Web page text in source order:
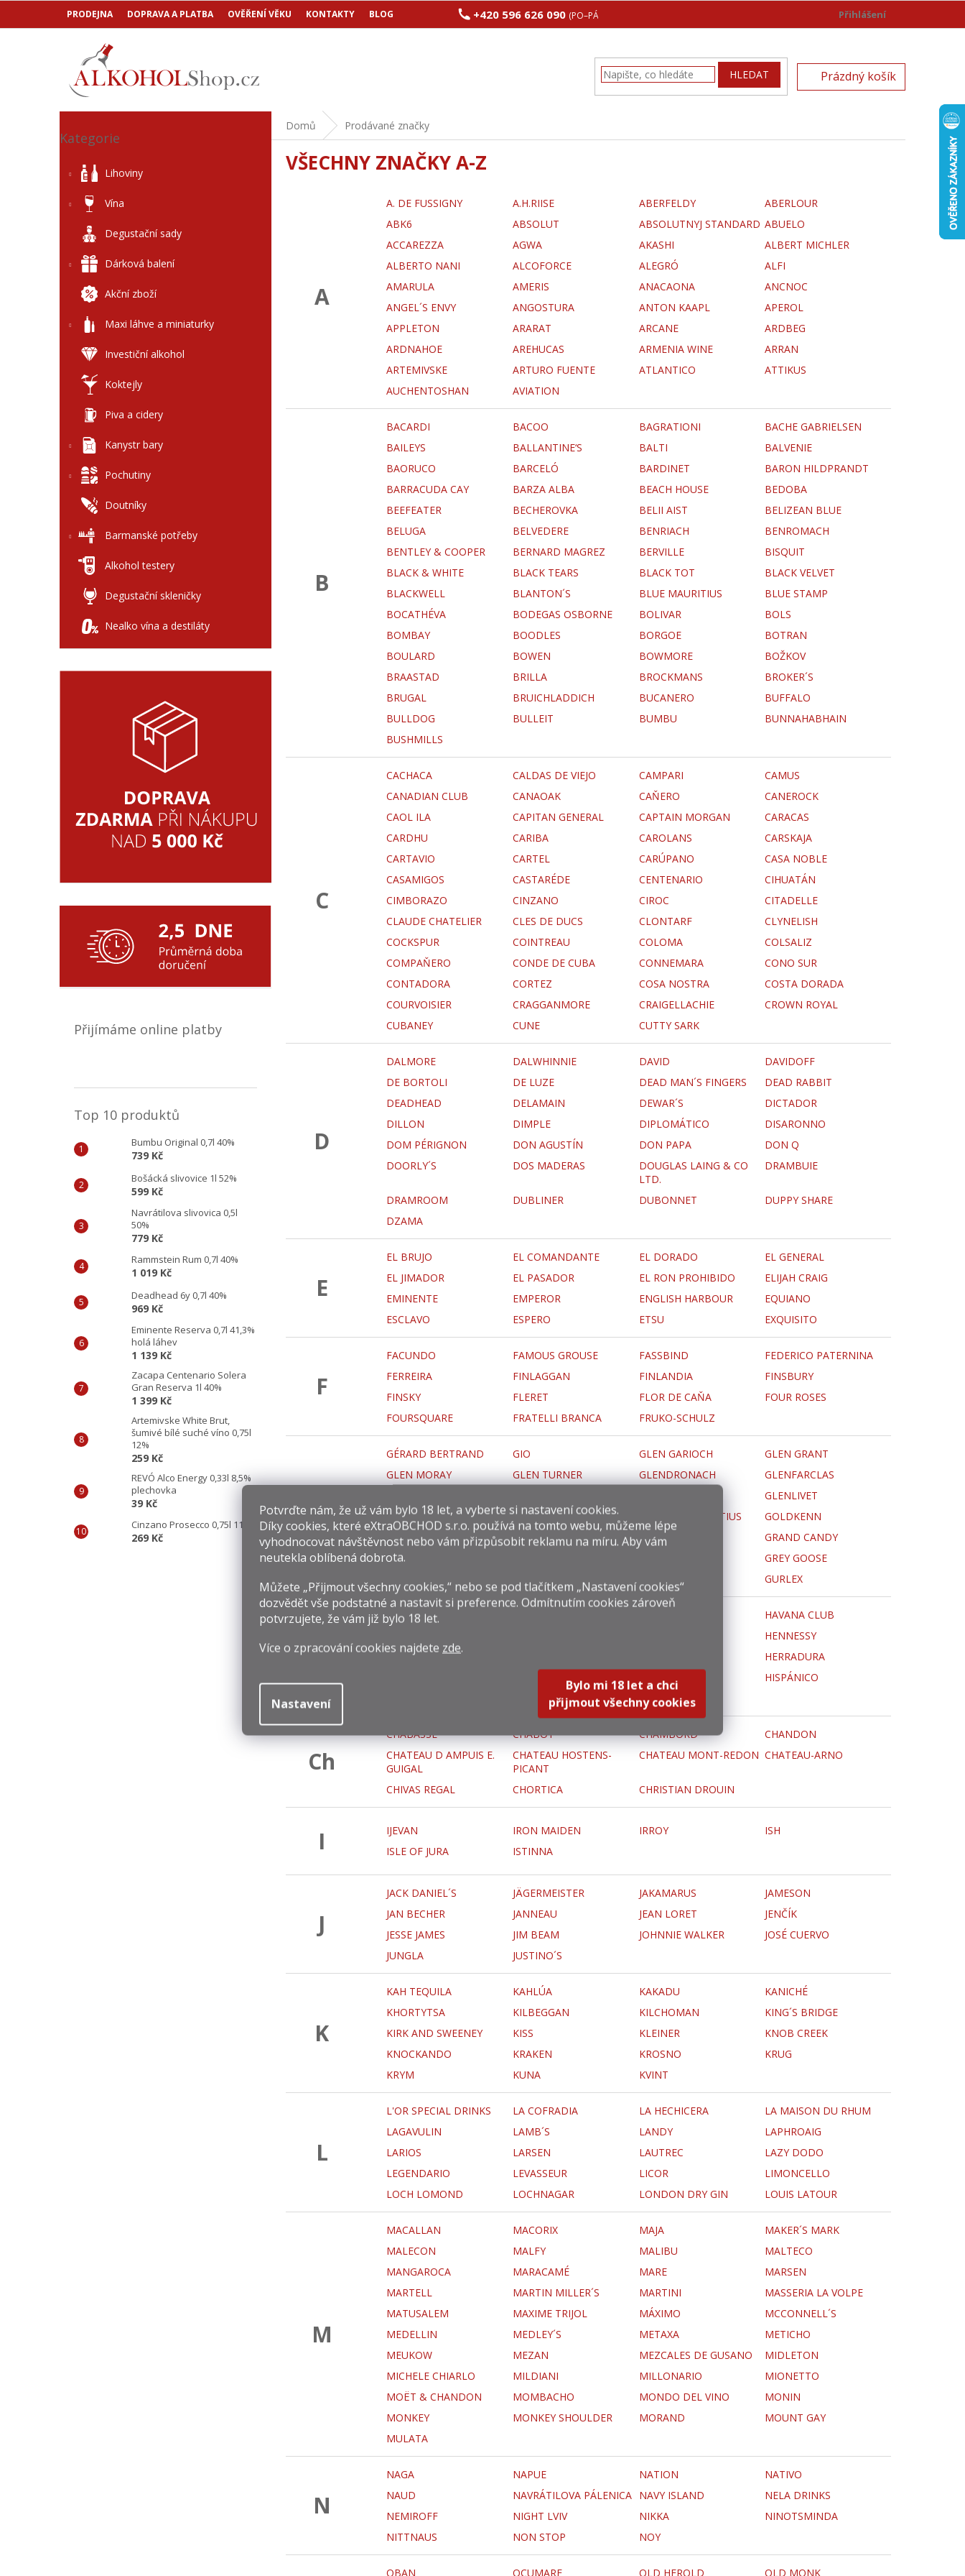
Potvrďte nám​​, že už vám bylo 18 let, a vyberte si nastavení cookies.
Díky cookies, které eXtraOBCHOD s.r.o. používá na tomto webu, můžeme lépe
vyhodnocovat návštěvnost nebo vám přizpůsobit reklamu na míru. Aby vám
neutekla oblíbená dobrota.
Můžete „Přijmout všechny cookies,“ nebo se pod tlačítkem „Nastavení cookies“
dozvědět vše podstatné a nastavit si preference. Odmítnutím cookies zároveň
potvrzujete, že vám již bylo 18 let.
Více o zpracování cookies najdete zde.
Nastavení
Bylo mi 18 let a chci
přijmout všechny cookies
obsah
PRODEJNA DOPRAVA A PLATBA OVĚŘENÍ VĚKU KONTAKTY BLOG +420 596 626 090 (PO–PÁ 8:00–17:00) Přihlášení
HLEDAT
NÁKUPNÍ
KOŠÍK
Prázdný košík
o
kategorie
Kategorie
Lihoviny
Vína
Degustační sady
Dárková balení
Akční zboží
Maxi láhve a miniaturky
Investiční alkohol
Koktejly
Piva a cidery
Kanystr bary
Pochutiny
Doutníky
Barmanské potřeby
Alkohol testery
Degustační skleničky
Nealko vína a destiláty
Přijímáme online platby
Top 10 produktů
Bumbu Original 0,7l 40%
739 Kč
Bošácká slivovice 1l 52%
599 Kč
Navrátilova slivovica 0,5l
50%
779 Kč
Rammstein Rum 0,7l 40%
1 019 Kč
Deadhead 6y 0,7l 40%
969 Kč
Eminente Reserva 0,7l 41,3%
holá láhev
1 139 Kč
Zacapa Centenario Solera
Gran Reserva 1l 40%
1 399 Kč
Artemivske White Brut,
šumivé bílé suché víno 0,75l
12%
259 Kč
REVÓ Alco Energy 0,33l 8,5%
plechovka
39 Kč
Cinzano Prosecco 0,75l 11%
269 Kč
Domů Prodávané značky
VŠECHNY ZNAČKY A-Z
A
A. DE FUSSIGNY A.H.RIISE ABERFELDY
ABERLOUR
ABK6
ABSOLUT ABSOLUTNYJ STANDARD ABUELO
ACCAREZZA
AGWA AKASHI
ALBERT MICHLER
ALBERTO NANI
ALCOFORCE ALEGRÓ
ALFI
AMARULA
AMERIS ANACAONA
ANCNOC
ANGEL´S ENVY
ANGOSTURA ANTON KAAPL
APEROL
APPLETON
ARARAT ARCANE
ARDBEG
ARDNAHOE
AREHUCAS ARMENIA WINE
ARRAN
ARTEMIVSKE
ARTURO FUENTE ATLANTICO
ATTIKUS
AUCHENTOSHAN
AVIATION
B
BACARDI BACOO BAGRATIONI
BACHE GABRIELSEN
BAILEYS
BALLANTINE‘S BALTI
BALVENIE
BAORUCO
BARCELÓ BARDINET
BARON HILDPRANDT
BARRACUDA CAY
BARZA ALBA BEACH HOUSE
BEDOBA
BEEFEATER
BECHEROVKA BELII AIST
BELIZEAN BLUE
BELUGA
BELVEDERE BENRIACH
BENROMACH
BENTLEY & COOPER
BERNARD MAGREZ BERVILLE
BISQUIT
BLACK & WHITE
BLACK TEARS BLACK TOT
BLACK VELVET
BLACKWELL
BLANTON´S BLUE MAURITIUS
BLUE STAMP
BOCATHÉVA
BODEGAS OSBORNE BOLIVAR
BOLS
BOMBAY
BOODLES BORGOE
BOTRAN
BOULARD
BOWEN BOWMORE
BOŽKOV
BRAASTAD
BRILLA BROCKMANS
BROKER´S
BRUGAL
BRUICHLADDICH BUCANERO
BUFFALO
BULLDOG
BULLEIT BUMBU
BUNNAHABHAIN
BUSHMILLS
C
CACHACA CALDAS DE VIEJO CAMPARI
CAMUS
CANADIAN CLUB
CANAOAK CAŇERO
CANEROCK
CAOL ILA
CAPITAN GENERAL CAPTAIN MORGAN
CARACAS
CARDHU
CARIBA CAROLANS
CARSKAJA
CARTAVIO
CARTEL CARÚPANO
CASA NOBLE
CASAMIGOS
CASTARÉDE CENTENARIO
CIHUATÁN
CIMBORAZO
CINZANO CIROC
CITADELLE
CLAUDE CHATELIER
CLES DE DUCS CLONTARF
CLYNELISH
COCKSPUR
COINTREAU COLOMA
COLSALIZ
COMPAŇERO
CONDE DE CUBA CONNEMARA
CONO SUR
CONTADORA
CORTEZ COSA NOSTRA
COSTA DORADA
COURVOISIER
CRAGGANMORE CRAIGELLACHIE
CROWN ROYAL
CUBANEY
CUNE CUTTY SARK
D
DALMORE DALWHINNIE DAVID
DAVIDOFF
DE BORTOLI
DE LUZE DEAD MAN´S FINGERS
DEAD RABBIT
DEADHEAD
DELAMAIN DEWAR´S
DICTADOR
DILLON
DIMPLE DIPLOMÁTICO
DISARONNO
DOM PÉRIGNON
DON AGUSTÍN DON PAPA
DON Q
DOORLY´S
DOS MADERAS
DOUGLAS LAING & CO
LTD.
DRAMBUIE
DRAMROOM DUBLINER DUBONNET
DUPPY SHARE
DZAMA
E
EL BRUJO EL COMANDANTE EL DORADO
EL GENERAL
EL JIMADOR
EL PASADOR EL RON PROHIBIDO
ELIJAH CRAIG
EMINENTE
EMPEROR ENGLISH HARBOUR
EQUIANO
ESCLAVO
ESPERO ETSU EXQUISITO
F
FACUNDO FAMOUS GROUSE FASSBIND
FEDERICO PATERNINA
FERREIRA
FINLAGGAN FINLANDIA
FINSBURY
FINSKY
FLERET FLOR DE CAŇA
FOUR ROSES
FOURSQUARE
FRATELLI BRANCA FRUKO-SCHULZ
G
GÉRARD BERTRAND GIO GLEN GARIOCH
GLEN GRANT
GLEN MORAY
GLEN TURNER GLENDRONACH
GLENFARCLAS
GLENLIVET
GLENMORANGIE
GODET GOLD OF MAURITIUS
GOLDKENN
GORDON´S
GOSLING´S GRAND BREUIL
GRAND CANDY
GRAND MARNIER
GREY GOOSE
GRUZIE GURLEX
H
HAMPDEN ESTATE
HAVANA CLUB
HENNESSY
HENRI BARDOUIN
HERRADURA
HIGHLAND PARK HILL´S
HISPÁNICO
Ch
CHABASSE CHABOT CHAMBORD
CHANDON
CHATEAU D AMPUIS E.
GUIGAL
CHATEAU HOSTENS-
PICANT
CHATEAU MONT-REDON CHATEAU-ARNO
CHIVAS REGAL CHORTICA CHRISTIAN DROUIN
I IJEVAN IRON MAIDEN IRROY
ISH
ISLE OF JURA
ISTINNA
J
JACK DANIEL´S JÄGERMEISTER JAKAMARUS
JAMESON
JAN BECHER
JANNEAU JEAN LORET
JENČÍK
JESSE JAMES
JIM BEAM JOHNNIE WALKER
JOSÉ CUERVO
JUNGLA
JUSTINO´S
K
KAH TEQUILA KAHLÚA KAKADU
KANICHÉ
KHORTYTSA
KILBEGGAN KILCHOMAN
KING´S BRIDGE
KIRK AND SWEENEY
KISS KLEINER
KNOB CREEK
KNOCKANDO
KRAKEN KROSNO
KRUG
KRYM
KUNA KVINT
L
L'OR SPECIAL DRINKS LA COFRADIA LA HECHICERA
LA MAISON DU RHUM
LAGAVULIN
LAMB´S LANDY
LAPHROAIG
LARIOS
LARSEN LAUTREC
LAZY DODO
LEGENDARIO
LEVASSEUR LICOR
LIMONCELLO
LOCH LOMOND
LOCHNAGAR LONDON DRY GIN LOUIS LATOUR
M
MACALLAN MACORIX MAJA
MAKER´S MARK
MALECON
MALFY MALIBU
MALTECO
MANGAROCA
MARACAMÉ MARE
MARSEN
MARTELL
MARTIN MILLER´S MARTINI
MASSERIA LA VOLPE
MATUSALEM
MAXIME TRIJOL MÁXIMO
MCCONNELL´S
MEDELLIN
MEDLEY´S METAXA
METICHO
MEUKOW
MEZAN MEZCALES DE GUSANO
MIDLETON
MICHELE CHIARLO
MILDIANI MILLONARIO
MIONETTO
MOËT & CHANDON
MOMBACHO MONDO DEL VINO
MONIN
MONKEY
MONKEY SHOULDER MORAND
MOUNT GAY
MULATA
N
NAGA NAPUE NATION
NATIVO
NAUD
NAVRÁTILOVA PÁLENICA NAVY ISLAND
NELA DRINKS
NEMIROFF
NIGHT LVIV NIKKA
NINOTSMINDA
NITTNAUS
NON STOP NOY
OBAN OCUMARE OLD HEROLD OLD MONK